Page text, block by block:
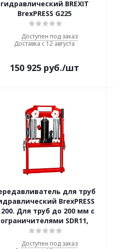
гидравлический BREXIT
BrexPRESS G225
Доступен под заказ
Доставка с 12 августа
150 925 руб./шт
для труб
BrexPRESS
200. Для труб до 200 мм с
ограничителями SDR11,
Доступен под заказ